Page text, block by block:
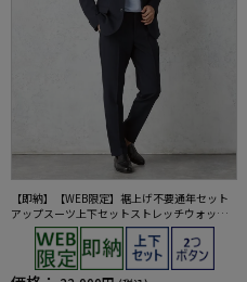
【即納】【WEB限定】裾上げ不要通年セット
アップスーツ上下セットストレッチウォッシ
ャブル【TOKYORUN】